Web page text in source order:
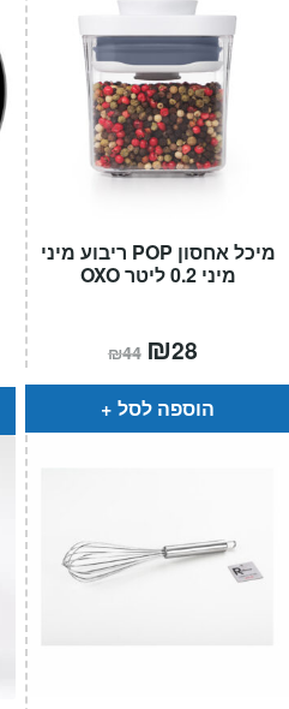
מיכל אחסון POP ריבוע מיני
מיני 0.2 ליטר OXO
₪44 המחיר
המקורי
היה:
₪44.
₪28
הוא:
הוספה לסל